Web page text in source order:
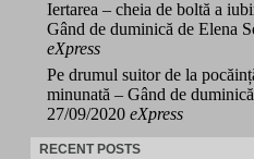
Iertarea – cheia de boltă a
Gând de duminică de Elena
eXpress
Pe drumul suitor de la
minunată – Gând de
27/09/2020 eXpress
RECENT POSTS